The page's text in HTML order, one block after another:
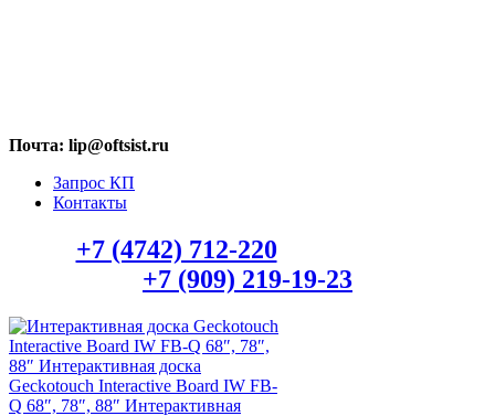
Почта: lip@oftsist.ru
Запрос КП
Контакты
+7 (4742) 712-220
+7 (909) 219-19-23